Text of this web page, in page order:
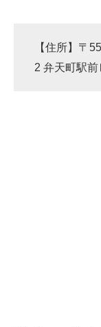
進化するPCとデ
ビジネスと働き
【住所】〒
2 弁天町駅